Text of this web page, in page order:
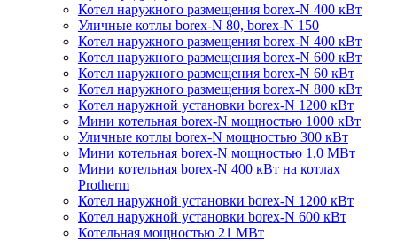
Котел наружного размещения borex-N 400 кВт
Уличные котлы borex-N 80, borex-N 150
Котел наружного размещения borex-N 400 кВт
Котел наружного размещения borex-N 600 кВт
Котел наружного размещения borex-N 60 кВт
Котел наружного размещения borex-N 800 кВт
Котел наружной установки borex-N 1200 кВт
Мини котельная borex-N мощностью 1000 кВт
Уличные котлы borex-N мощностью 300 кВт
Мини котельная borex-N мощностью 1,0 МВт
Мини котельная borex-N 400 кВт на котлах
Protherm
Котел наружной установки borex-N 1200 кВт
Котел наружной установки borex-N 600 кВт
Котельная мощностью 21 МВт